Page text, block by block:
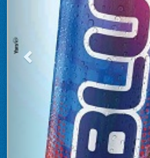
האם ההסכם חוקי או לא?שמירה
בליכוד העולמי . הכל במגזין